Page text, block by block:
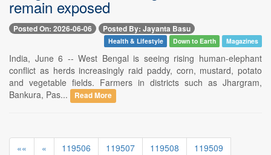
remain exposed
Posted On: 2026-06-06 Posted By: Jayanta Basu
Health & Lifestyle Down to Earth Magazines
India, June 6 -- West Bengal is seeing rising human-elephant
conflict as herds increasingly raid paddy, corn, mustard, potato
and vegetable fields. Farmers in districts such as Jhargram,
Bankura, Pas...
Read More
«« « 119506 119507 119508
119509